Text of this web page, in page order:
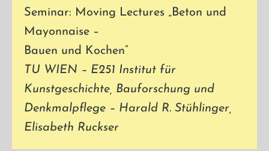
Seminar: Moving Lectures „Beton und
Mayonnaise –
Bauen und Kochen“
TU WIEN – E251 Institut für
Kunstgeschichte, Bauforschung und
Denkmalpflege – Harald R. Stühlinger,
Elisabeth Ruckser